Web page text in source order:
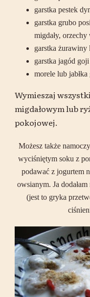
garstka pestek
garstka grubo
migdały, orzechy
garstka
garstka jagód goji
morele lub
Wymieszaj
migdałowym lub
pokojowej.
Możesz także
wyciśniętym soku z
podawać z jogurtem
owsianym. Ja
(jest to gryka